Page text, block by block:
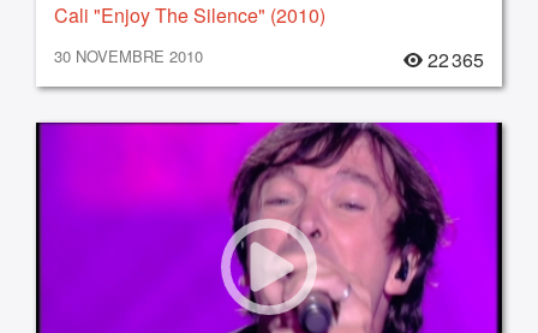
Cali "Enjoy The Silence" (2010)
30 NOVEMBRE 2010 22 365